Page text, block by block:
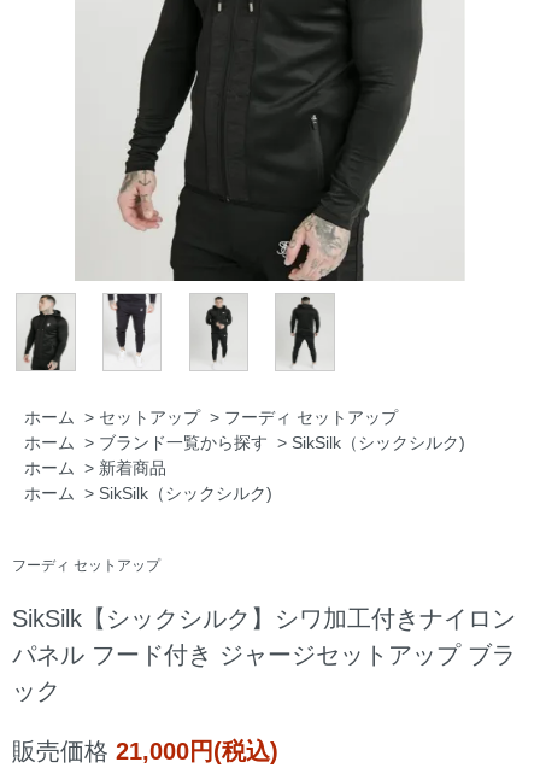
ホーム > セットアップ > フーディ セットアップ
ホーム > ブランド一覧から探す > SikSilk（シックシルク)
ホーム > 新着商品
ホーム > SikSilk（シックシルク)
フーディ セットアップ
SikSilk【シックシルク】シワ加工付きナイロン
パネル フード付き ジャージセットアップ ブラ
ック
販売価格 21,000円(税込)